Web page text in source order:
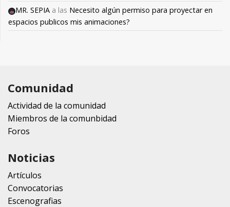
MR. SEPIA a las Necesito algún permiso para proyectar en
espacios publicos mis animaciones?
Comunidad
Actividad de la comunidad
Miembros de la comunbidad
Foros
Noticias
Artículos
Convocatorias
Escenografias